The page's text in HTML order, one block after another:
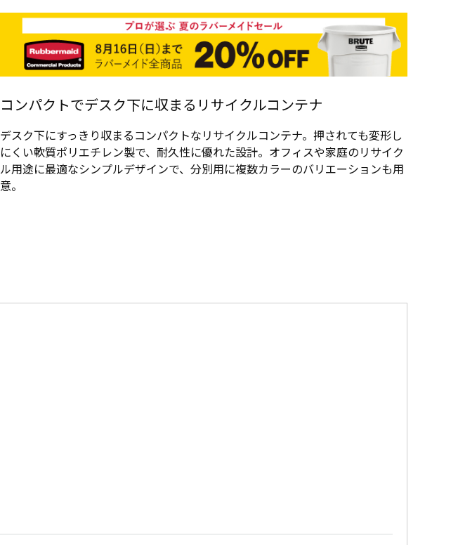
コンパクトでデスク下に収まるリサイクルコンテナ
デスク下にすっきり収まるコンパクトなリサイクルコンテナ。押されても変形し
にくい軟質ポリエチレン製で、耐久性に優れた設計。オフィスや家庭のリサイク
ル用途に最適なシンプルデザインで、分別用に複数カラーのバリエーションも用
意。